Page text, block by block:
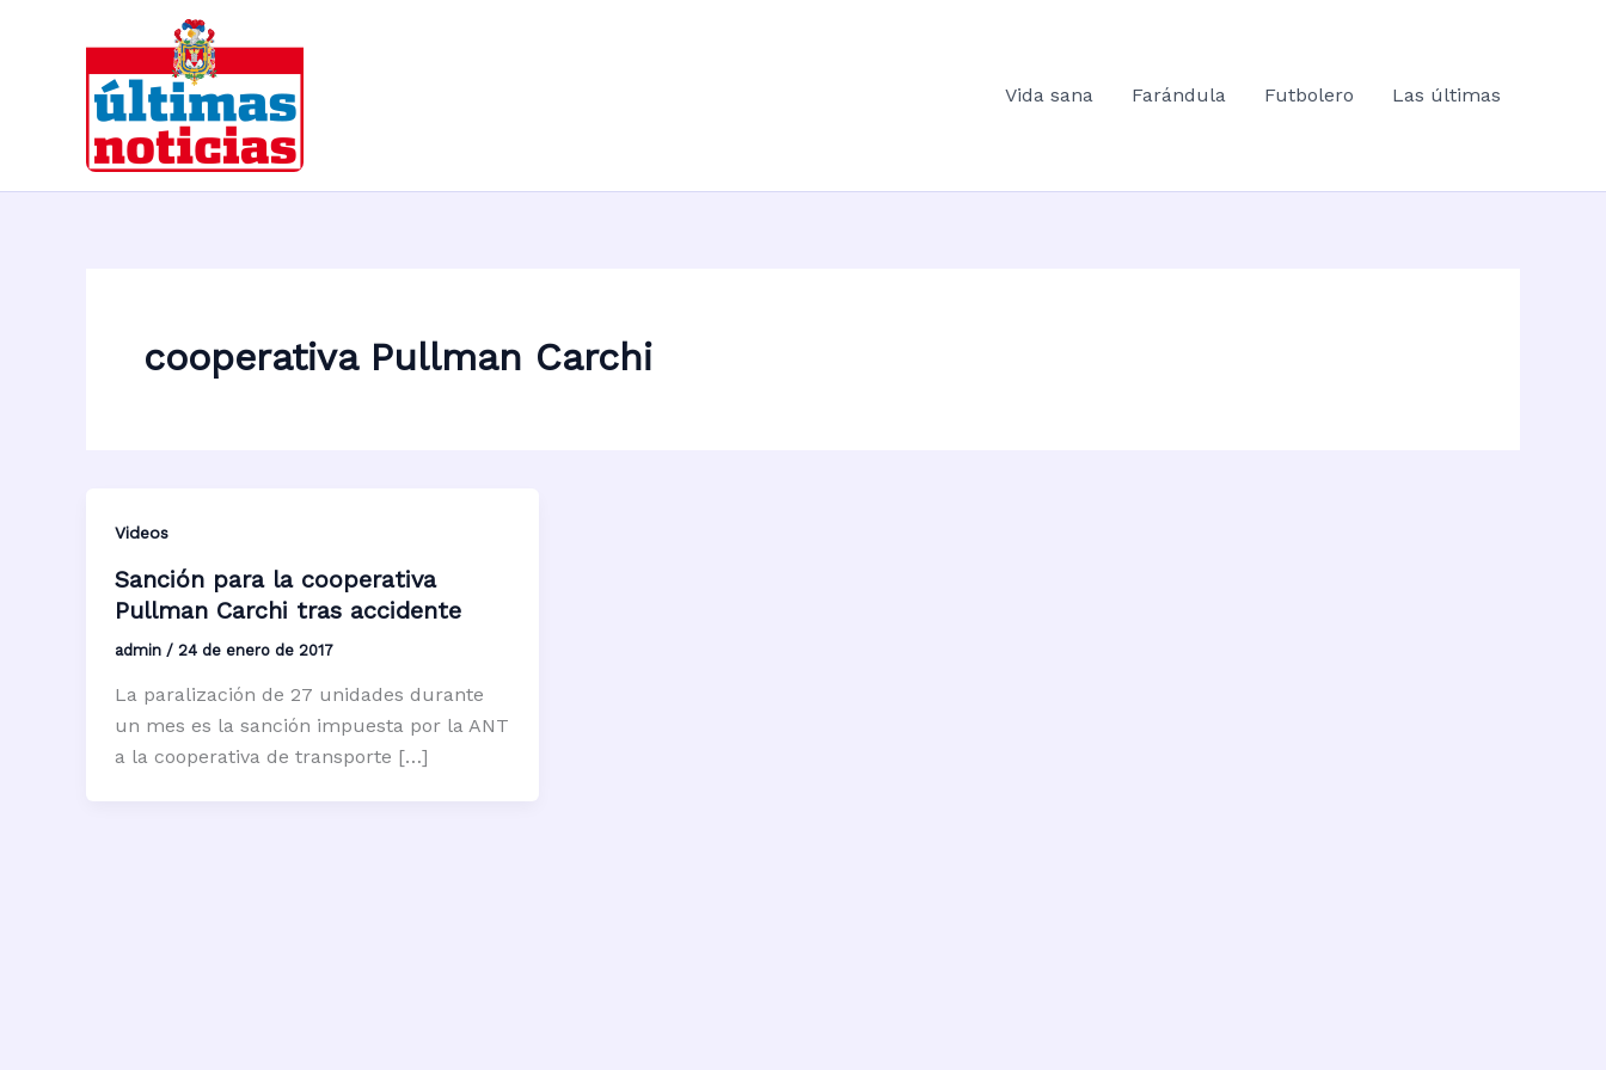
contenido
Vida sana
Farándula Futbolero Las últimas
cooperativa Pullman Carchi
Videos
Sanción para la cooperativa
Pullman Carchi tras accidente
admin / 24 de enero de 2017
La paralización de 27 unidades durante
un mes es la sanción impuesta por la ANT
a la cooperativa de transporte […]